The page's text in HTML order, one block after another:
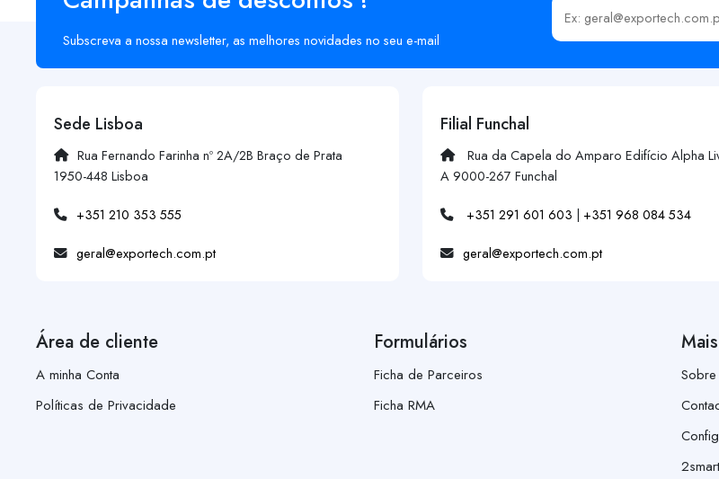
Subscreva a nossa newsletter, as melhores novidades no seu e-mail
Insira o seu email
Sede Lisboa
Rua Fernando Farinha nº 2A/2B Braço de Prata
1950-448 Lisboa
+351 210 353 555
geral@exportech.com.pt
Filial Funchal
Rua da Capela do Amparo Edifício Alpha
A 9000-267 Funchal
+351 291 601 603 | +351 968 084 534
geral@exportech.com.pt
Área de cliente
A minha Conta
Políticas de Privacidade
Formulários
Ficha de Parceiros
Ficha RMA